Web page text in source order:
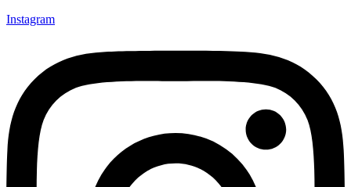
Instagram